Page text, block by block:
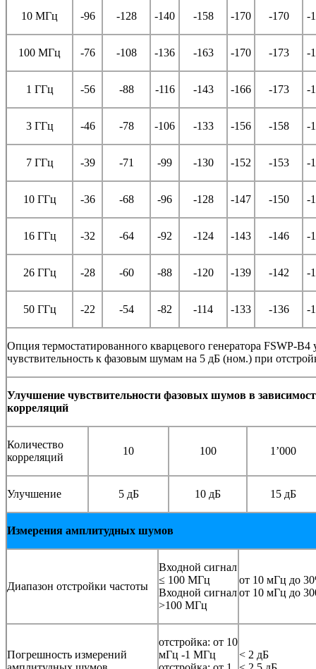
10 МГц -96 -128 -140 -158 -170 -170 -
100 МГц -76 -108 -136 -163 -170 -173 -
1 ГГц -56 -88 -116 -143 -166 -173 -
3 ГГц -46 -78 -106 -133 -156 -158 -
7 ГГц -39 -71 -99 -130 -152 -153 -
10 ГГц -36 -68 -96 -128 -147 -150 -
16 ГГц -32 -64 -92 -124 -143 -146 -
26 ГГц -28 -60 -88 -120 -139 -142 -
50 ГГц -22 -54 -82 -114 -133 -136 -
Опция термостатированного кварцевого генератора FSWP-B4
чувствительность к фазовым шумам на 5 дБ (ном.) при
Улучшение чувствительности фазовых шумов в
корреляций
Количество
корреляций
10 100 1’000
Улучшение 5 дБ 10 дБ 15 дБ
Измерения амплитудных шумов
Диапазон отстройки частоты
Входной сигнал
≤ 100 МГц
Входной сигнал
>100 МГц
от 10 мГц до
от 10 мГц до
Погрешность измерений
отстройка: от 10
мГц -1 МГц
< 2 дБ